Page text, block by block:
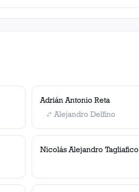
Adrián Antonio Reta
Alejandro Delfino
Nicolás Alejandro Tagliafico